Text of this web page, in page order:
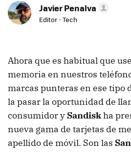
Javier Penalva
Editor - Tech
Ahora que es habitual que
memoria en nuestros
marcas punteras en ese tipo
la pasar la oportunidad de
consumidor y Sandiskha
nueva gama de tarjetas de
apellido de móvil. Son las